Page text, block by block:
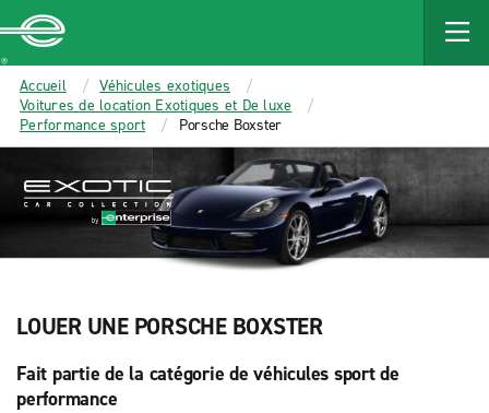
MAIN
CONTENT
Enterprise
Accueil
Véhicules exotiques
Voitures de location Exotiques et De luxe
Performance sport
Porsche Boxster
LOUER UNE PORSCHE BOXSTER
Fait partie de la catégorie de véhicules sport de
performance